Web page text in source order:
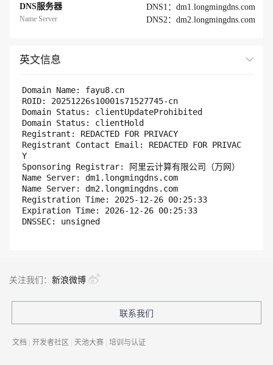
DNS服务器
Name Server
DNS1：dm1.longmingdns.com
DNS2：dm2.longmingdns.com
英文信息
Domain Name: fayu8.cn
ROID: 20251226s10001s71527745-cn
Domain Status: clientUpdateProhibited
Domain Status: clientHold
Registrant: REDACTED FOR PRIVACY
Registrant Contact Email: REDACTED FOR PRIVAC
Y
Sponsoring Registrar: 阿里云计算有限公司（万网）
Name Server: dm1.longmingdns.com
Name Server: dm2.longmingdns.com
Registration Time: 2025-12-26 00:25:33
Expiration Time: 2026-12-26 00:25:33
关注我们： 新浪微博
联系我们
文档 | 开发者社区 | 天池大赛 | 培训与认证